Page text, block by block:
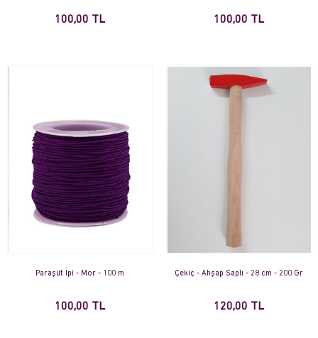
100,00 TL 100,00 TL
Paraşüt İpi - Mor - 100 m
100,00 TL
Çekiç - Ahşap Saplı - 28 cm - 200 Gr
120,00 TL